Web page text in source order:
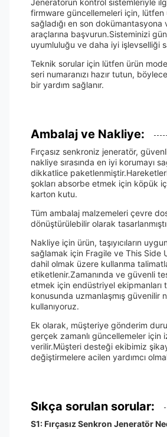
Jeneratörün kontrol sistemleriyle
firmware güncellemeleri için, lütfen
sağladığı en son dokümantasyona
araçlarına başvurun.Sisteminizi
uyumluluğu ve daha iyi işlevselliği
Teknik sorular için lütfen ürün
seri numaranızı hazır tutun,
bir yardım sağlanır.
Ambalaj ve Nakliye:
Fırçasız senkroniz jeneratör,
nakliye sırasında en iyi korumayı
dikkatlice
şokları absorbe etmek için köpük
karton kutu.
Tüm ambalaj malzemeleri çevre
dönüştürülebilir olarak
Nakliye için ürün, taşıyıcıların uygun
sağlamak için Fragile ve This Side
dahil olmak üzere kullanma
etiketlenir.Zamanında ve güvenli
etmek için endüstriyel ekipmanları
konusunda uzmanlaşmış güvenilir
kullanıyoruz.
Ek olarak, müşteriye gönderim
gerçek zamanlı güncellemeler için
verilir.Müşteri desteği ekibimiz
değiştirmelere acilen yardımcı
Sıkça sorulan sorular:
S1: Fırçasız Senkron Jeneratör